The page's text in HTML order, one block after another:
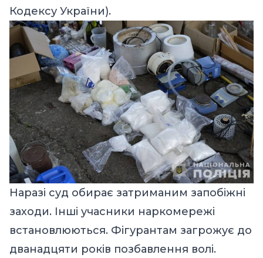
Кодексу України).
Наразі суд обирає затриманим запобіжні
заходи. Інші учасники наркомережі
встановлюються. Фігурантам загрожує до
дванадцяти років позбавлення волі.